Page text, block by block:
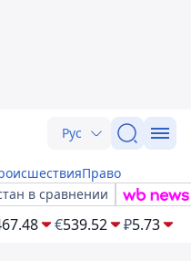
Рус
Право
в сравнении
€539.52 ₽5.73